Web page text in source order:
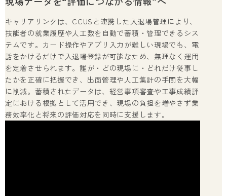
キャリアリンクは、CCUSと連携した入退場管理により、
技能者の就業履歴や人工数を自動で蓄積・管理できるシス
テムです。カード操作やアプリ入力が難しい現場でも、電
話をかけるだけで入退場登録が可能なため、無理なく運用
を定着させられます。誰が・どの現場に・どれだけ従事し
たかを正確に把握でき、出面管理や人工集計の手間を大幅
に削減。蓄積されたデータは、経営事項審査や工事成績評
定における根拠として活用でき、現場の負担を増やさず業
務効率化と将来の評価対応を同時に支援します。